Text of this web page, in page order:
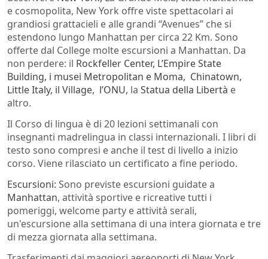
e cosmopolita, New York offre viste spettacolari ai
grandiosi grattacieli e alle grandi “Avenues” che si
estendono lungo Manhattan per circa 22 Km. Sono
offerte dal College molte escursioni a Manhattan. Da
non perdere: il Rockfeller Center, L’Empire State
Building, i musei Metropolitan e Moma, Chinatown,
Little Italy, il Village, l’ONU, la Statua della Libertà e
altro.
Il Corso di lingua è di 20 lezioni settimanali con
insegnanti madrelingua in classi internazionali. I libri di
testo sono compresi e anche il test di livello a inizio
corso. Viene rilasciato un certificato a fine periodo.
Escursioni: Sono previste escursioni guidate a
Manhattan, attività sportive e ricreative tutti i
pomeriggi, welcome party e attività serali,
un'escursione alla settimana di una intera giornata e tre
di mezza giornata alla settimana.